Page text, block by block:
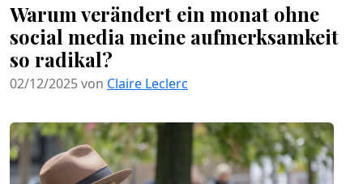
Warum verändert ein monat ohne
social media meine aufmerksamkeit
so radikal?
02/12/2025 von Claire Leclerc